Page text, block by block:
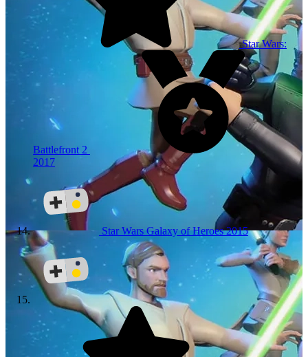
Star Wars:
Battlefront 2
2017
Star Wars Galaxy of Heroes2015